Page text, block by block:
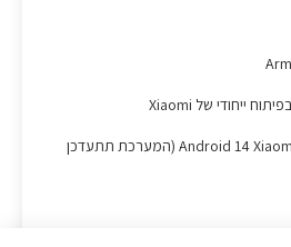
מערכת הפעלה: Android 14 Xiaomi HyperOS (המערכת תתעדכן